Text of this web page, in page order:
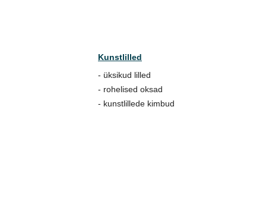
Kunstlilled
- üksikud lilled
- rohelised oksad
- kunstlillede kimbud